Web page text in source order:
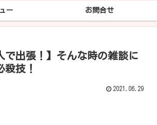
ー お問合せ
で出張！】そんな時の雑談に
殺技！
2021.06.29